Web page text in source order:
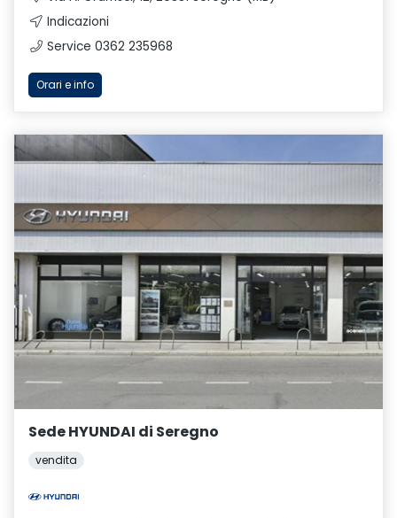
Indicazioni
Service 0362 235968
Orari e info
Sede HYUNDAI di Seregno
vendita